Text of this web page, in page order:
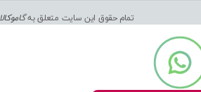
تمام حقوق این سایت متعلق بهگاموکالا